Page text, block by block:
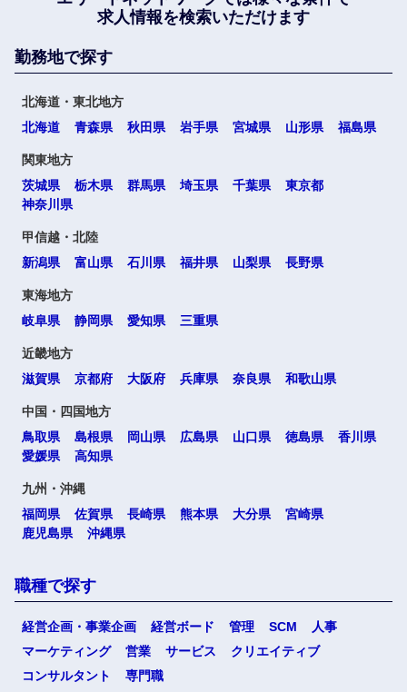
求人情報を検索いただけます
勤務地で探す
北海道・東北地方
北海道
青森県 秋田県 岩手県 宮城県 山形県 福島県
関東地方
茨城県
栃木県 群馬県 埼玉県 千葉県
東京都
神奈川県
甲信越・北陸
新潟県
富山県 石川県 福井県 山梨県 長野県
東海地方
岐阜県
静岡県 愛知県 三重県
近畿地方
滋賀県
京都府 大阪府 兵庫県 奈良県 和歌山県
中国・四国地方
鳥取県
島根県 岡山県 広島県 山口県 徳島県
香川県
愛媛県
高知県
九州・沖縄
福岡県
佐賀県 長崎県 熊本県 大分県
宮崎県
鹿児島県
沖縄県
職種で探す
経営企画・事業企画 経営ボード 管理 SCM
人事
マーケティング
営業 サービス
クリエイティブ
コンサルタント
専門職